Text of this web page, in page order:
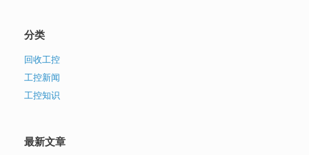
分类
回收工控
工控新闻
工控知识
最新文章